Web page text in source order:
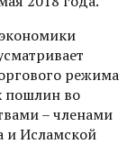
режима
пошлин во
– членами
и Исламской